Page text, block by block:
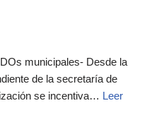
municipales- Desde la
de la secretaría de
se incentiva… Leer